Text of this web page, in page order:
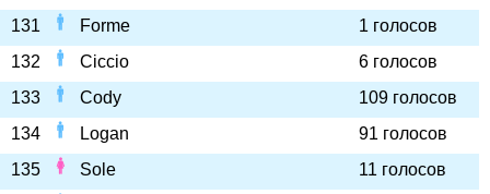
131
Forme
1 голосов
132
Ciccio
6 голосов
133
Cody
109 голосов
134
Logan
91 голосов
135
Sole
11 голосов